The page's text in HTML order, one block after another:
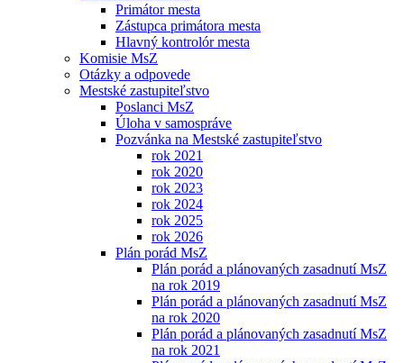
Primátor mesta
Zástupca primátora mesta
Hlavný kontrolór mesta
Komisie MsZ
Otázky a odpovede
Mestské zastupiteľstvo
Poslanci MsZ
Úloha v samospráve
Pozvánka na Mestské zastupiteľstvo
rok 2021
rok 2020
rok 2023
rok 2024
rok 2025
rok 2026
Plán porád MsZ
Plán porád a plánovaných zasadnutí MsZ
na rok 2019
Plán porád a plánovaných zasadnutí MsZ
na rok 2020
Plán porád a plánovaných zasadnutí MsZ
na rok 2021